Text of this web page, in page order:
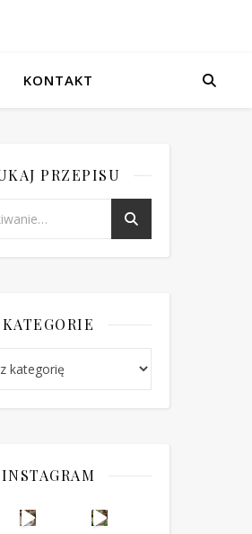
KONTAKT
PRZEPISU
KATEGORIE
INSTAGRAM
Ten deser to prawdziwy HIT PRL-u! Wafle przełożo